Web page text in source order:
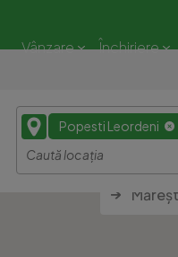
Vânzare Închiriere
Popesti Leordeni